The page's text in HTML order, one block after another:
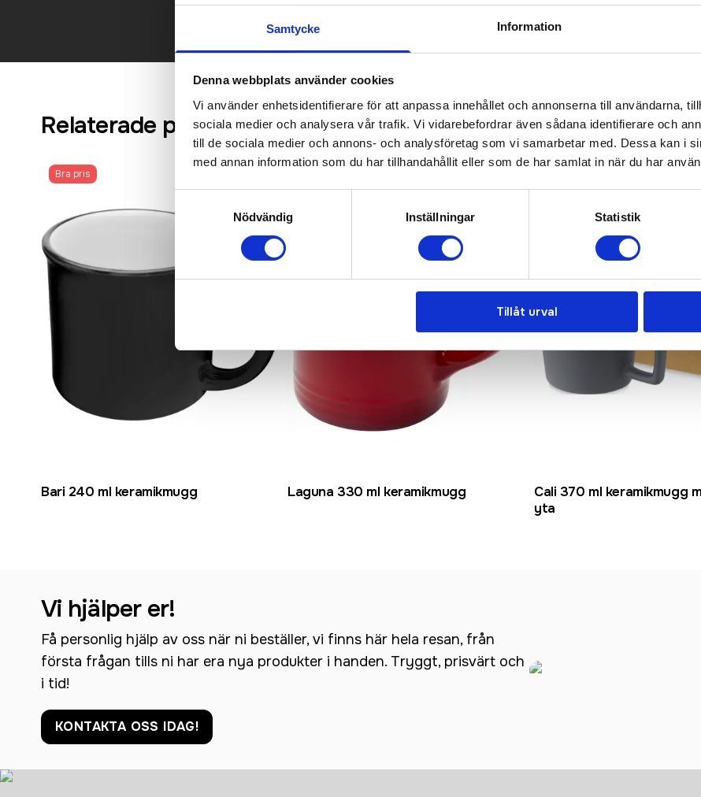
Samtycke Information
Denna webbplats använder cookies
Vi använder enhetsidentifierare för att anpassa innehållet och annonserna till användarna,
sociala medier och analysera vår trafik. Vi vidarebefordrar även sådana identifierare och
till de sociala medier och annons- och analysföretag som vi samarbetar med. Dessa kan i
med annan information som du har tillhandahållit eller som de har samlat in när du har
Nödvändig
Inställningar Statistik
Tillåt urval
KONTAKTA OSS
Relaterade produkter
Bra pris
Bari 240 ml keramikmugg Laguna 330 ml keramikmugg
Cali 370 ml keramikmugg
yta
Vi hjälper er!
Få personlig hjälp av oss när ni beställer, vi finns här hela resan, från
första frågan tills ni har era nya produkter i handen. Tryggt, prisvärt och
i tid!
KONTAKTA OSS IDAG!